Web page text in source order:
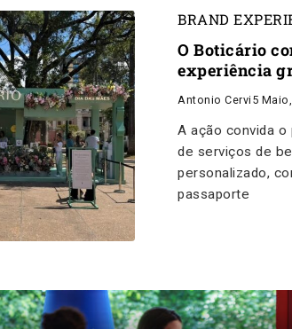
BRAND
O Boticário
experiência
Antonio Cervi 5
A ação convida
de serviços de
personalizado,
passaporte